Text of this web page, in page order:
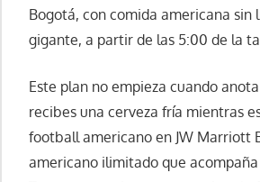
Bogotá, con comida americana
gigante, a partir de las 5:00 de la
Este plan no empieza cuando
recibes una cerveza fría mientras
football americano en JW Marriott
americano ilimitado que